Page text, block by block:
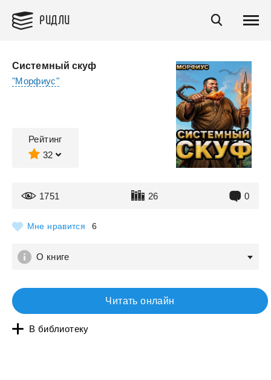
РИДЛИ
Системный скуф
"Морфиус"
Рейтинг
32
1751 26 0
Мне нравится 6
О книге
Читать онлайн
В библиотеку